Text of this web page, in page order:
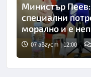
Министър Пеев:
специални
морално и е
07 август | 12:00